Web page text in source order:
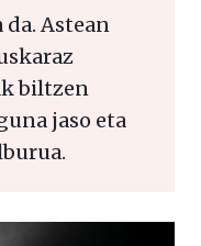
Astean
biltzen
jaso eta